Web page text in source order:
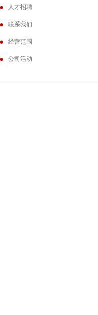
人才招聘
联系我们
经营范围
公司活动